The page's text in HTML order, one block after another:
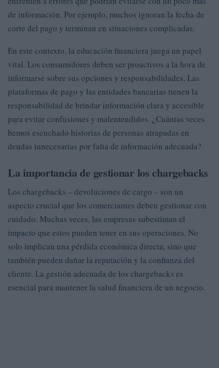
de información. Por ejemplo, muchos ignoran la fecha de
corte del pago y terminan en situaciones complicadas.
En este contexto, la educación financiera juega un papel
vital. Los consumidores deben ser proactivos a la hora de
informarse sobre sus opciones y responsabilidades. Las
plataformas de pago y las entidades bancarias tienen la
responsabilidad de brindar información clara y accesible
para evitar confusiones y malentendidos. ¿Cuántas veces
hemos escuchado historias de personas atrapadas en
deudas innecesarias por falta de información adecuada?
La importancia de gestionar los chargebacks
Los chargebacks – devoluciones de cargo – son un
aspecto crucial que los comerciantes deben gestionar con
cuidado. Muchas veces, las empresas subestiman el
impacto que estos pueden tener en sus operaciones. No
solo implican una pérdida económica directa, sino que
también pueden dañar la reputación y la confianza del
cliente. La gestión adecuada de los chargebacks es
esencial para mantener la salud financiera de un negocio.